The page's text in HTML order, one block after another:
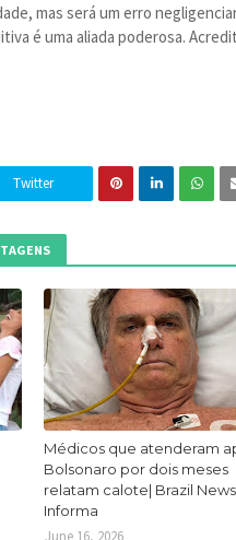
mas será um erro
é uma aliada poderosa.
Twitter
Médicos que atenderam
Bolsonaro por dois meses
relatam calote| Brazil News
Informa
June 16, 2026